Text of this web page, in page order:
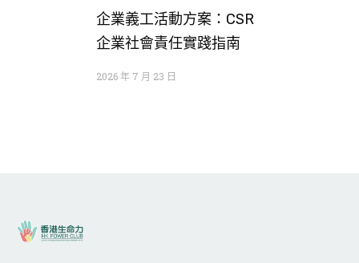
企業義工活動方案：CSR
企業社會責任實踐指南
2026 年 7 月 23 日